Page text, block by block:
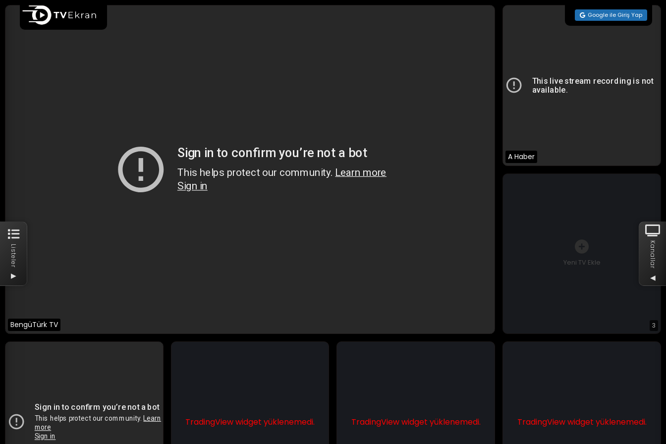
Ana sayfa Google ile Giriş Yap
Listeler
▶
Kanallar
◀
BengüTürk TV
A Haber
Yeni TV Ekle
3
TradingView widget yüklenemedi.
TradingView widget yüklenemedi. TradingView widget yüklenemedi.